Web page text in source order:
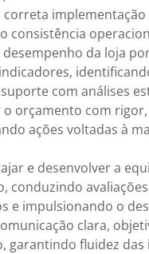
correta
consistência
desempenho da loja
com análises
orçamento com
ações voltadas à
e desenvolver a
conduzindo
e impulsionando o
clara,
garantindo fluidez